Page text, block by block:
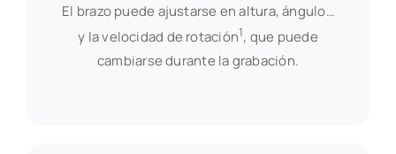
El brazo puede ajustarse en altura, ángulo…
y la velocidad de rotación1, que puede
cambiarse durante la grabación.